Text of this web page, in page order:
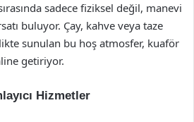
sadece fiziksel değil, manevi
buluyor. Çay, kahve veya taze
sunulan bu hoş atmosfer, kuaför
getiriyor.
Hizmetler